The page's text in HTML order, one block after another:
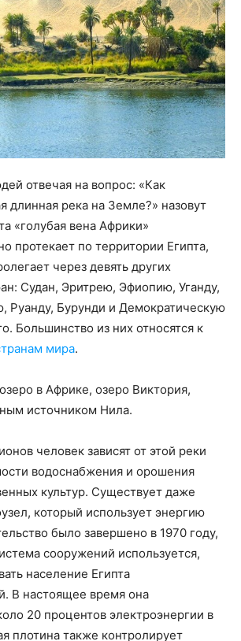
отвечая на вопрос: «Как
длинная река на Земле?» назовут
«голубая вена Африки»
протекает по территории Египта,
через девять других
Судан, Эритрею, Эфиопию, Уганду,
Руанду, Бурунди и Демократическую
Большинство из них относятся к
мира.
в Африке, озеро Виктория,
источником Нила.
человек зависят от этой реки
водоснабжения и орошения
культур. Существует даже
который использует энергию
было завершено в 1970 году,
сооружений используется,
население Египта
В настоящее время она
20 процентов электроэнергии в
плотина также контролирует